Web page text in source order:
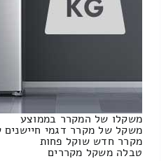
משקלו של המקרר בממוצע
משקל של מקרר דגמי חיישנים
מקרר חדש שוקל פחות
טבלה משקל מקררים